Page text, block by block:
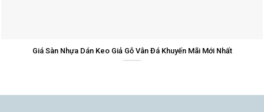
Giá Sàn Nhựa Dán Keo Giả Gỗ Vân Đá Khuyến Mãi Mới Nhất